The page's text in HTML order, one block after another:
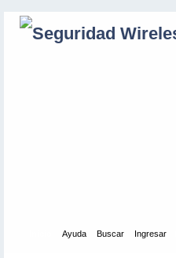
Ayuda Buscar Ingresar